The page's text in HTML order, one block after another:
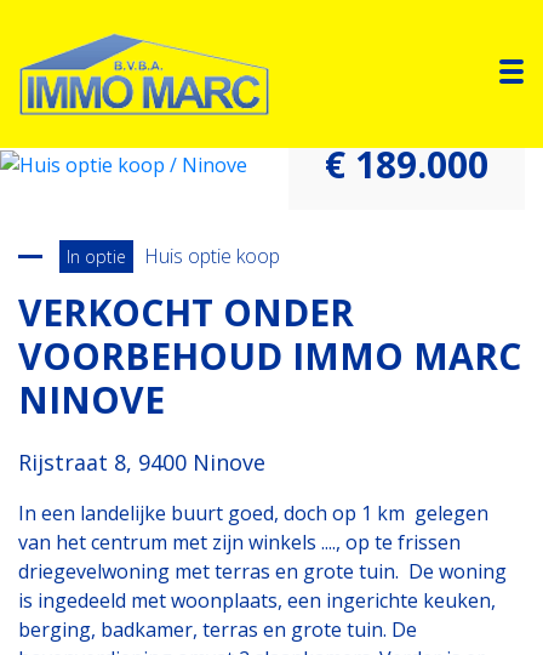
€ 189.000
Terug naar overzicht
In optie Huis optie koop
VERKOCHT ONDER
VOORBEHOUD IMMO MARC
NINOVE
Rijstraat 8, 9400 Ninove
In een landelijke buurt goed, doch op 1 km gelegen
van het centrum met zijn winkels ...., op te frissen
driegevelwoning met terras en grote tuin. De woning
is ingedeeld met woonplaats, een ingerichte keuken,
berging, badkamer, terras en grote tuin. De